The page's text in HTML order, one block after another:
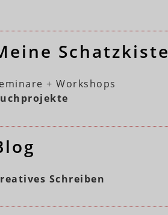
Schatzkiste
+ Workshops
Schreiben